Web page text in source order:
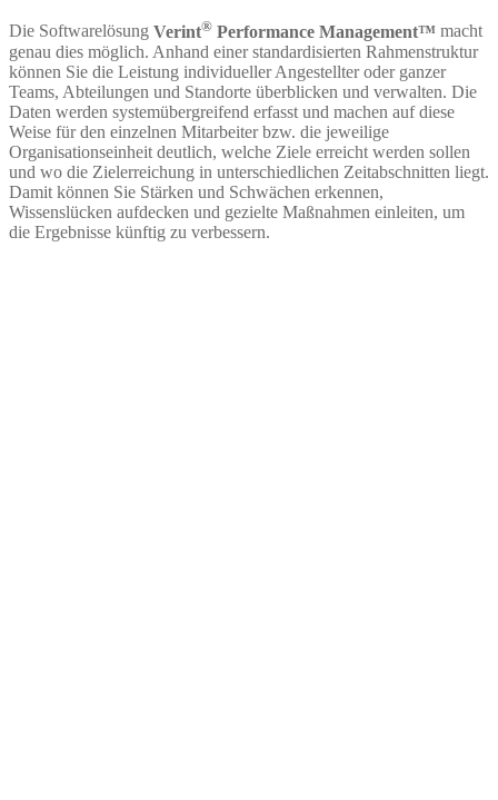
Die Softwarelösung Verint® Performance Management™ macht
genau dies möglich. Anhand einer standardisierten Rahmenstruktur
können Sie die Leistung individueller Angestellter oder ganzer
Teams, Abteilungen und Standorte überblicken und verwalten. Die
Daten werden systemübergreifend erfasst und machen auf diese
Weise für den einzelnen Mitarbeiter bzw. die jeweilige
Organisationseinheit deutlich, welche Ziele erreicht werden sollen
und wo die Zielerreichung in unterschiedlichen Zeitabschnitten liegt.
Damit können Sie Stärken und Schwächen erkennen,
Wissenslücken aufdecken und gezielte Maßnahmen einleiten, um
die Ergebnisse künftig zu verbessern.